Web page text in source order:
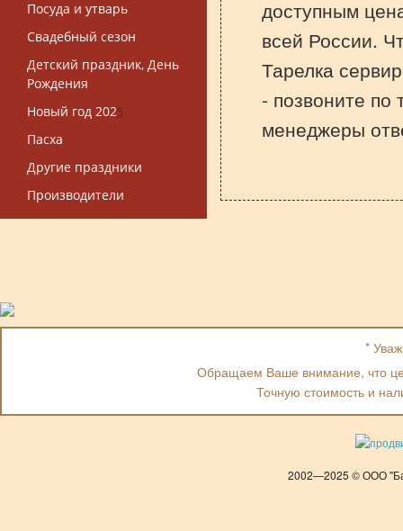
Посуда и утварь
Свадебный сезон
Детский праздник, День
Рождения
Новый год 2025
Пасха
Другие праздники
Производители
доступным
всей России.
Тарелка
- позвоните
менеджеры
*
Обращаем Ваше внимание, что
Точную стоимость и
2002—2025 © ООО